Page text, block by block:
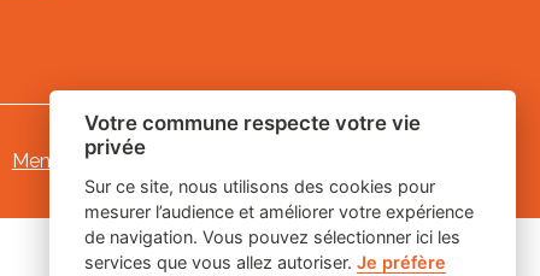
Mentions légales
Votre commune respecte votre vie
privée
Sur ce site, nous utilisons des cookies pour
mesurer l’audience et améliorer votre expérience
de navigation. Vous pouvez sélectionner ici les
services que vous allez autoriser. Je préfère